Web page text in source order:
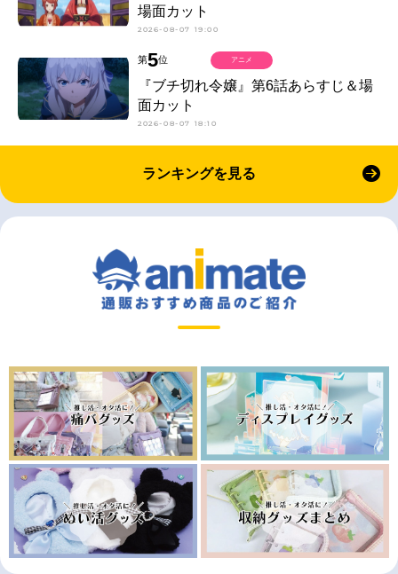
場面カット
2026-08-07 19:00
第5位
『ブチ切れ令嬢』第6話あらすじ＆場
面カット
2026-08-07 18:10
アニメ
ランキングを見る